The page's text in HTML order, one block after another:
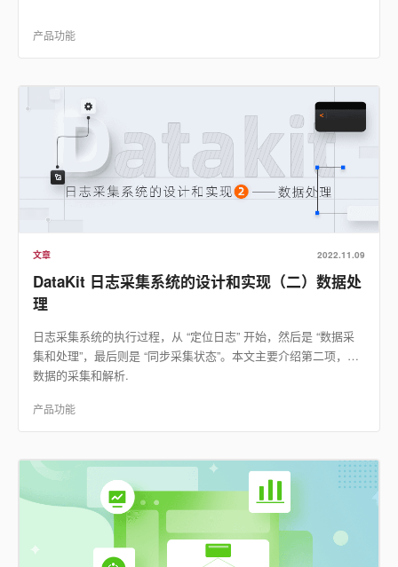
产品功能
文章 2022.11.09
DataKit 日志采集系统的设计和实现（二）数据处
理
日志采集系统的执行过程，从 “定位日志” 开始，然后是 “数据采
集和处理”，最后则是 “同步采集状态”。本文主要介绍第二项，即
数据的采集和解析.
产品功能